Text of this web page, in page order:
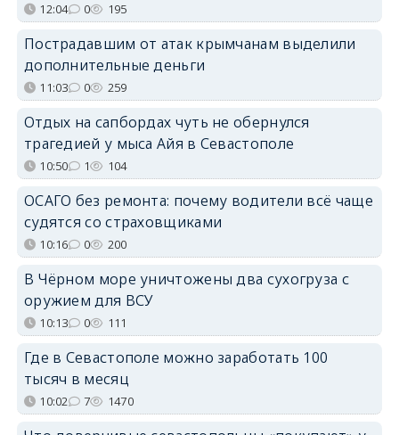
12:04 0 195
Пострадавшим от атак крымчанам выделили
дополнительные деньги
11:03 0 259
Отдых на сапбордах чуть не обернулся
трагедией у мыса Айя в Севастополе
10:50 1 104
ОСАГО без ремонта: почему водители всё чаще
судятся со страховщиками
10:16 0 200
В Чёрном море уничтожены два сухогруза с
оружием для ВСУ
10:13 0 111
Где в Севастополе можно заработать 100
тысяч в месяц
10:02 7 1470